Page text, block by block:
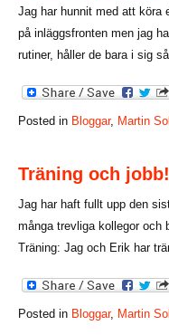
Jag har hunnit med att köra
på inläggsfronten men jag
rutiner, håller de bara i sig
Posted in Bloggar, Martin
Träning och jobb!
Jag har haft fullt upp den
många trevliga kollegor
Träning: Jag och Erik har
Posted in Bloggar, Martin